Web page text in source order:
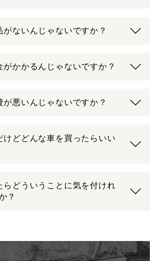
がないんじゃないですか？
がかかるんじゃないですか？
が悪いんじゃないですか？
けどどんな車を買ったらいい
らどういうことに気を付けれ
？